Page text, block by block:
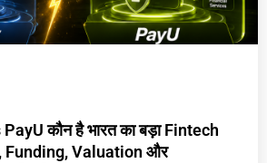
कौन है भारत का बड़ा Fintech
Funding, Valuation और